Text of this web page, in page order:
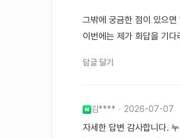
그밖에 궁금한 점이 있으
이번에는 제가 화답을 기
답글 달기
김**** 2026-07-07
자세한 답변 감사합니다.